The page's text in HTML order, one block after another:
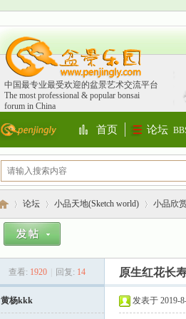
中国最专业最受欢迎的盆景艺术交流平台
The most professional & popular bonsai
forum in China
首页 论坛
论坛 小品天地(Sketch world) 小品欣
查看: 1920 回复: 14 原生红花长
黄杨kkk 发表于 2019-